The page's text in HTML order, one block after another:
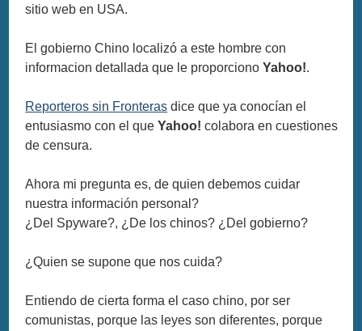
sitio web en USA.
El gobierno Chino localizó a este hombre con
informacion detallada que le proporcionoYahoo!.
Reporteros sin Fronteras dice que ya conocían el
entusiasmo con el queYahoo!colabora en cuestiones
de censura.
Ahora mi pregunta es, de quien debemos cuidar
nuestra información personal?
¿Del Spyware?, ¿De los chinos? ¿Del gobierno?
¿Quien se supone que nos cuida?
Entiendo de cierta forma el caso chino, por ser
comunistas, porque las leyes son diferentes, porque